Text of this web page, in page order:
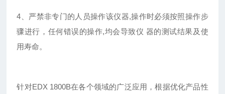
4、严禁非专门的人员操作该仪器,操作时必须按照操作步
骤进行，任何错误的操作,均会导致仪 器的测试结果及使
用寿命。
针对EDX 1800B在各个领域的广泛应用，根据优化产品性